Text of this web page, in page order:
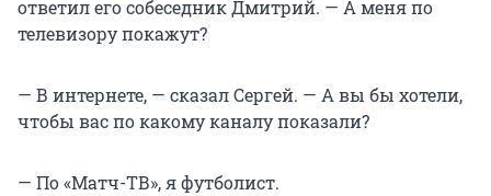
ответил его собеседник Дмитрий. — А меня по
телевизору покажут?
— В интернете, — сказал Сергей. — А вы бы хотели,
чтобы вас по какому каналу показали?
— По «Матч-ТВ», я футболист.